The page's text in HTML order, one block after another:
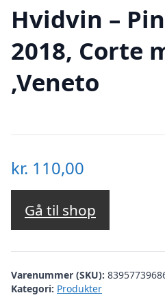
Hvidvin –
2018, Corte
,Veneto
kr. 110,00
Gå til shop
Varenummer (SKU):
Kategori: Produkter